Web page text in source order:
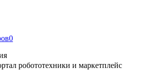
0
робототехники и маркетплейс